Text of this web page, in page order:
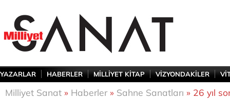
YAZARLAR HABERLER MİLLİYET KİTAP VİZYONDAKİLER
Milliyet Sanat » Haberler» Sahne Sanatları » 26 yıl